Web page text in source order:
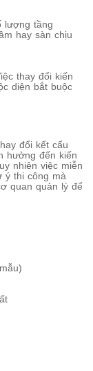
lượng tầng
hay sàn chịu
thay đổi kiến
diện bắt buộc
đổi kết cấu
hưởng đến kiến
nhiên việc miễn
ý thi công mà
quan quản lý để